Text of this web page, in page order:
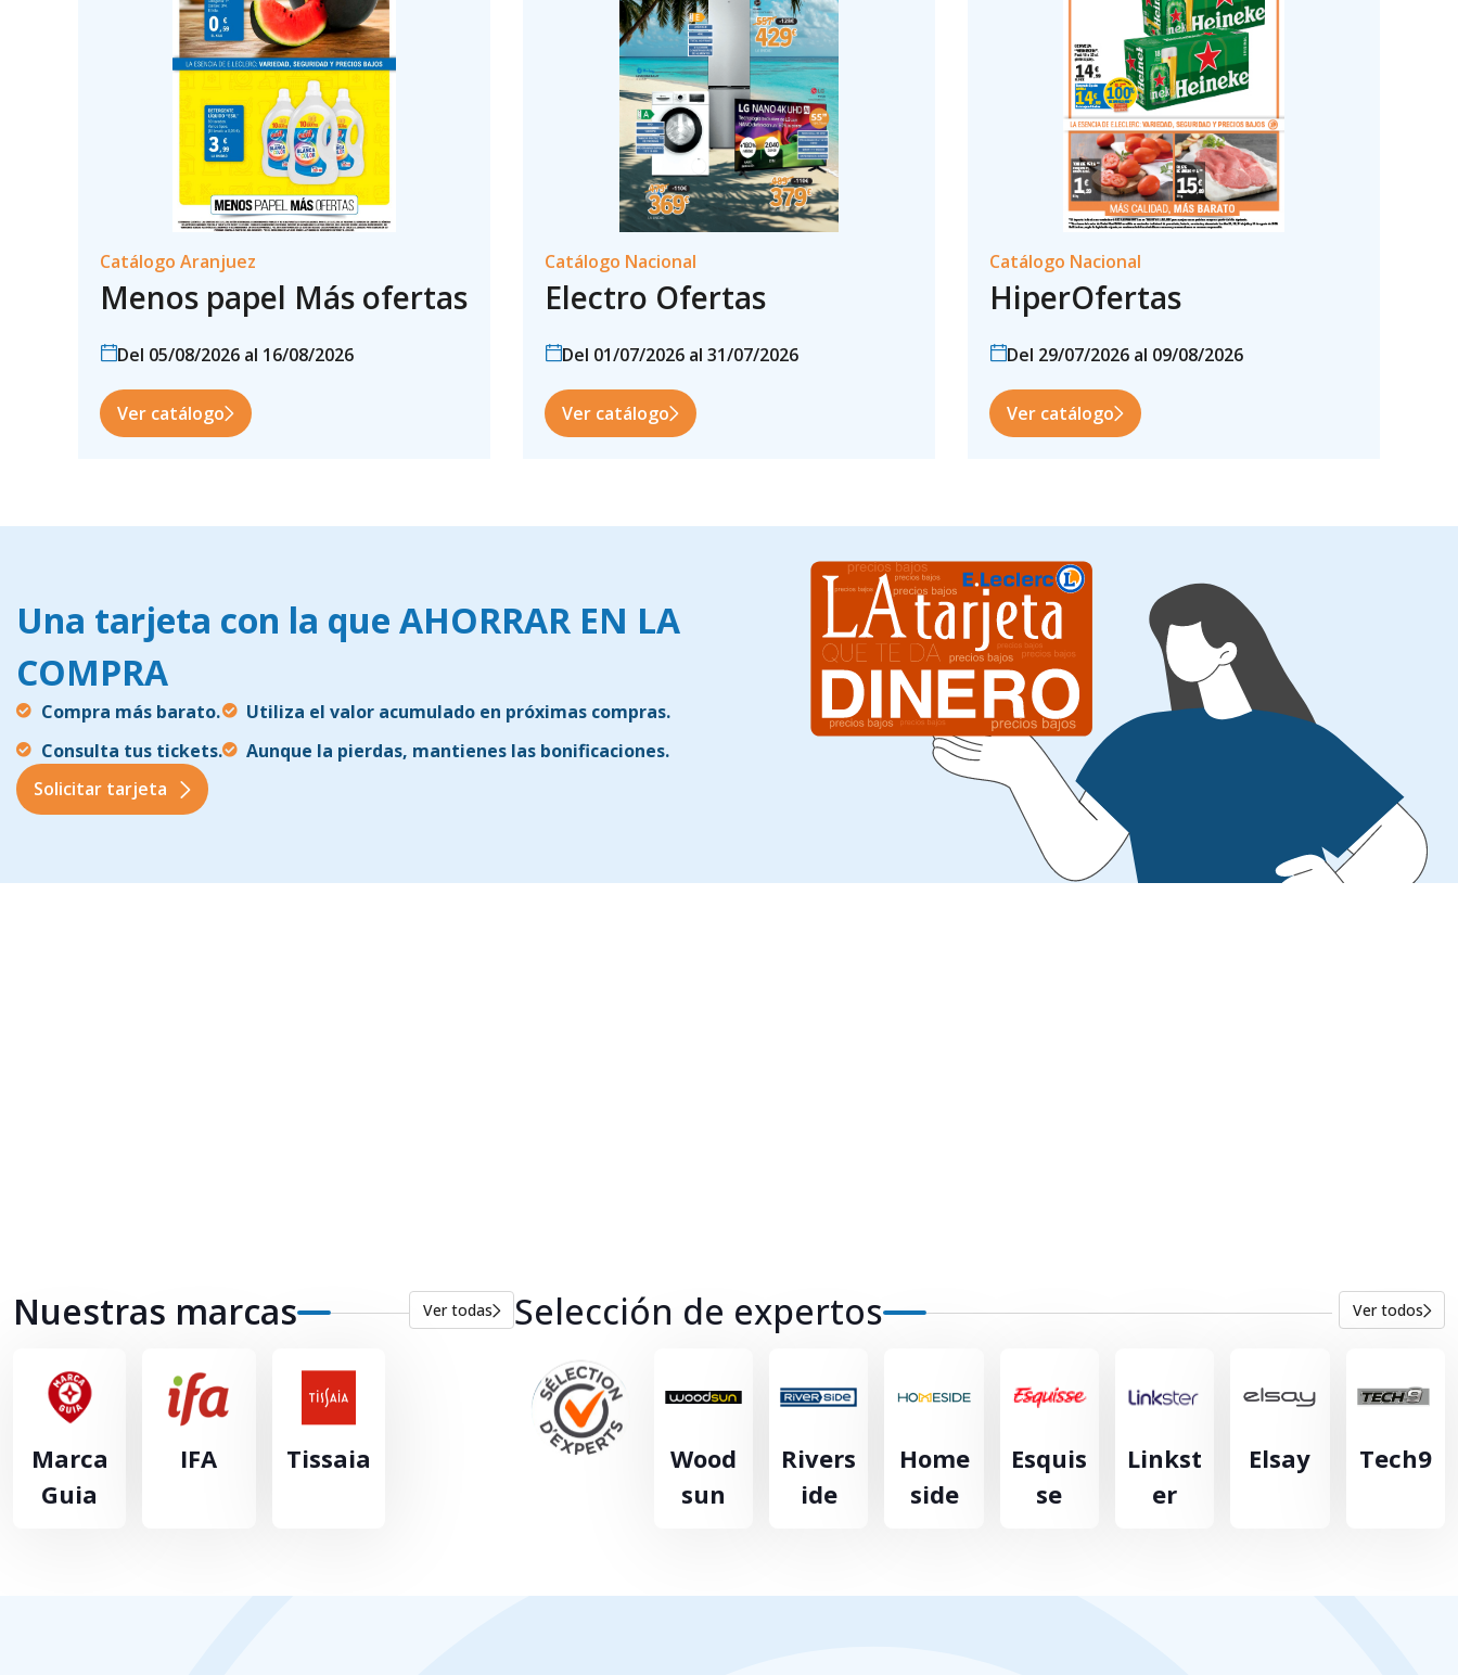
Catálogo Aranjuez
Menos papel Más ofertas
Del 05/08/2026 al 16/08/2026
Ver catálogo
Catálogo Nacional
Electro Ofertas
Del 01/07/2026 al 31/07/2026
Ver catálogo
Catálogo Nacional
HiperOfertas
Del 29/07/2026 al 09/08/2026
Ver catálogo
Una tarjeta con la que AHORRAR EN LA
COMPRA
Compra más barato.
Consulta tus tickets.
Utiliza el valor acumulado en próximas compras.
Aunque la pierdas, mantienes las bonificaciones.
Solicitar tarjeta
Nuestras marcas Ver todas
Marca
Guia
IFA Tissaia
Selección de expertos Ver todos
Wood
sun
Rivers
ide
Home
side
Esquis
se
Linkst
er
Elsay Tech9